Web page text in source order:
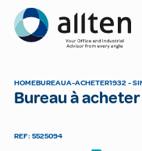
Allten
HOMEBUREAUA-ACHETER1932 -
Bureau à acheter
REF: 5525094